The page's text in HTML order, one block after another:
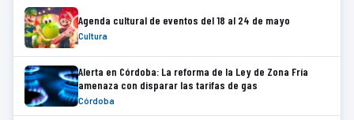
Agenda cultural de eventos del 18 al 24 de mayo
Cultura
Alerta en Córdoba: La reforma de la Ley de Zona Fría
amenaza con disparar las tarifas de gas
Córdoba